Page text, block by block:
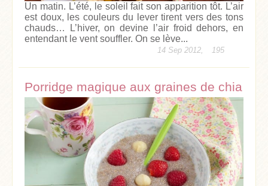
Un matin. L’été, le soleil fait son apparition tôt. L’air
est doux, les couleurs du lever tirent vers des tons
chauds… L’hiver, on devine l’air froid dehors, en
entendant le vent souffler. On se lève...
14 Sep 2012, 195
Porridge magique aux graines de chia